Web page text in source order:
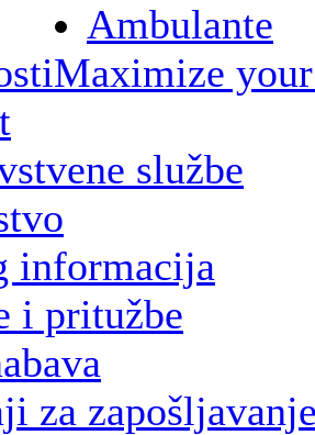
Ambulante
Maximize
službe
informacija
i pritužbe
za